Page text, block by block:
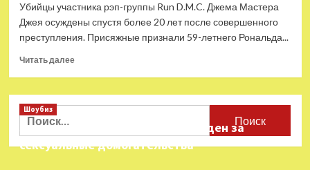
Убийцы участника рэп-группы Run D.M.C. Джема Мастера
Джея осуждены спустя более 20 лет после совершенного
преступления. Присяжные признали 59-летнего Рональда...
Читать далееПрочитать
Убийцы
Джея
из
Найти:
Шоубиз
Звезда «Игры в кальмара» осужден за
сексуальные домогательства